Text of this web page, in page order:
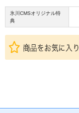
氷川CMSオリジナル特
典